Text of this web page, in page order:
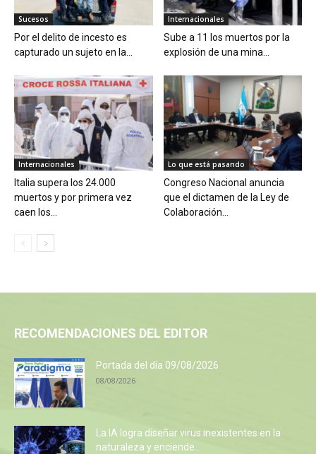
Sucesos
Por el delito de incesto es
capturado un sujeto en la...
Internacionales
Sube a 11 los muertos por la
explosión de una mina...
Internacionales
Italia supera los 24.000
muertos y por primera vez
caen los...
Lo que está pasando
Congreso Nacional anuncia
que el dictamen de la Ley de
Colaboración...
RECOMENDACIONES DEL EDITOR
Portada del día 09/08/2026
08/08/2026
La IA logra diseñar virus inexistentes en la
naturaleza y enciende...